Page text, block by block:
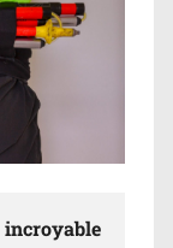
incroyable